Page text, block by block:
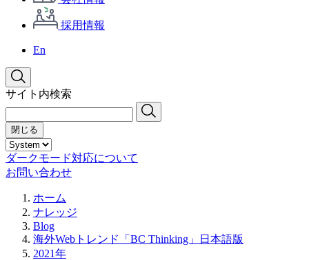
採用情報
En
サイト内検索
閉じる
ダークモード対応について
お問い合わせ
ホーム
ナレッジ
Blog
海外Webトレンド「BC Thinking」日本語版
2021年